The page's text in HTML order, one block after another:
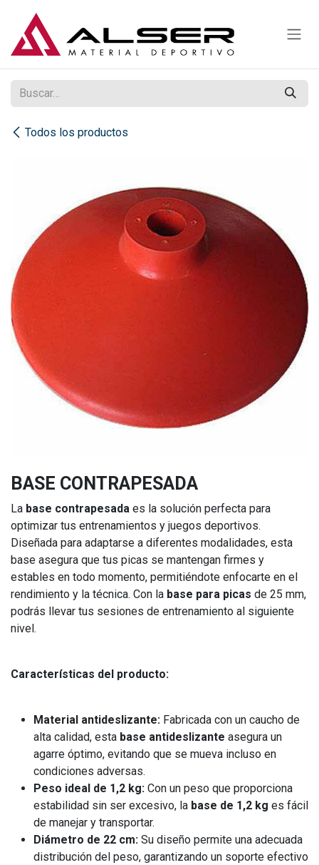
Todos los productos
BASE CONTRAPESADA
La base contrapesada es la solución perfecta para
optimizar tus entrenamientos y juegos deportivos.
Diseñada para adaptarse a diferentes modalidades, esta
base asegura que tus picas se mantengan firmes y
estables en todo momento, permitiéndote enfocarte en el
rendimiento y la técnica. Con la base para picas de 25 mm,
podrás llevar tus sesiones de entrenamiento al siguiente
nivel.
Características del producto:
Material antideslizante: Fabricada con un caucho de
alta calidad, esta base antideslizante asegura un
agarre óptimo, evitando que se mueva incluso en
condiciones adversas.
Peso ideal de 1,2 kg: Con un peso que proporciona
estabilidad sin ser excesivo, la base de 1,2 kg es fácil
de manejar y transportar.
Diámetro de 22 cm: Su diseño permite una adecuada
distribución del peso, garantizando un soporte efectivo